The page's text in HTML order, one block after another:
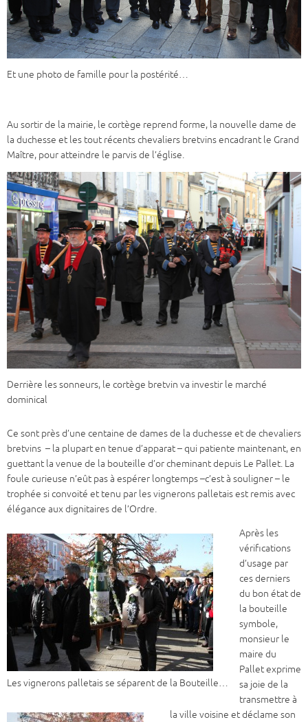
Et une photo de famille pour la postérité…
Au sortir de la mairie, le cortège reprend forme, la nouvelle dame de
la duchesse et les tout récents chevaliers bretvins encadrant le Grand
Maître, pour atteindre le parvis de l’église.
Derrière les sonneurs, le cortège bretvin va investir le marché
dominical
Ce sont près d’une centaine de dames de la duchesse et de chevaliers
bretvins – la plupart en tenue d’apparat – qui patiente maintenant, en
guettant la venue de la bouteille d’or cheminant depuis Le Pallet. La
foule curieuse n’eût pas à espérer longtemps –c’est à souligner – le
trophée si convoité et tenu par les vignerons palletais est remis avec
élégance aux dignitaires de l’Ordre.
Les vignerons palletais se séparent de la Bouteille…
Après les
vérifications
d’usage par
ces derniers
du bon état de
la bouteille
symbole,
monsieur le
maire du
Pallet exprime
sa joie de la
transmettre à
la ville voisine et déclame son